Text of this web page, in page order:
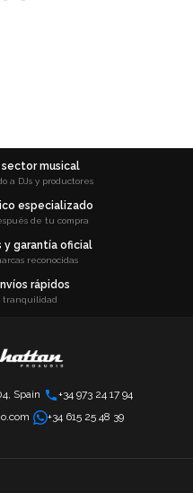
musical
a DJs y productores
especializado
de tu compra
y garantía oficial
reconocidas
rápidos
tranquilidad
Spain
+34 973 24 17 94
+34 615 25 48 39